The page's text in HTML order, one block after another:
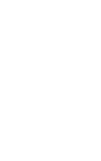
dětský klub
Wifi zdarma.